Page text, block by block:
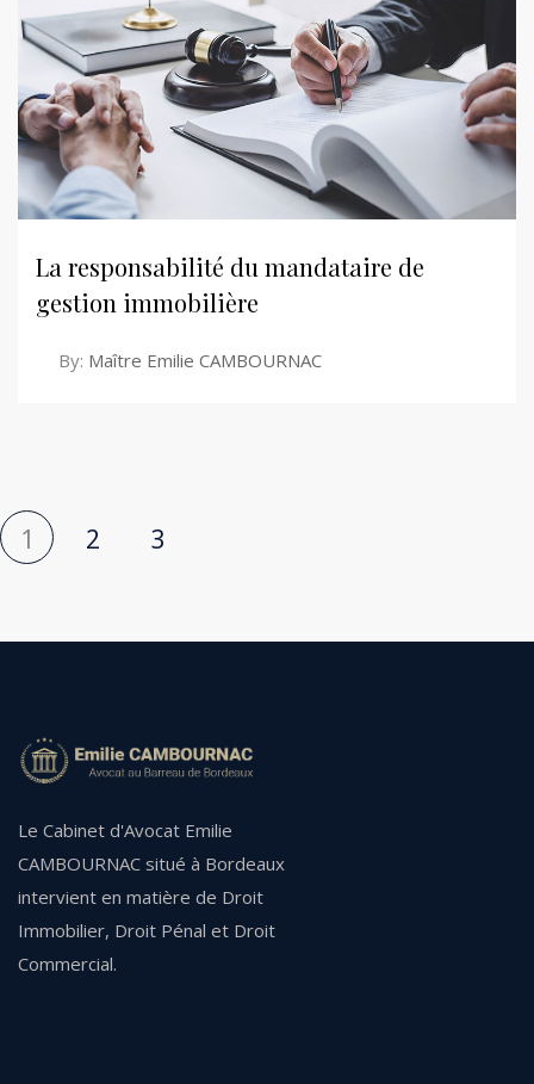
La responsabilité du mandataire de
gestion immobilière
By: Maître Emilie CAMBOURNAC
1 2 3
Le Cabinet d'Avocat Emilie
CAMBOURNAC situé à Bordeaux
intervient en matière de Droit
Immobilier, Droit Pénal et Droit
Commercial.